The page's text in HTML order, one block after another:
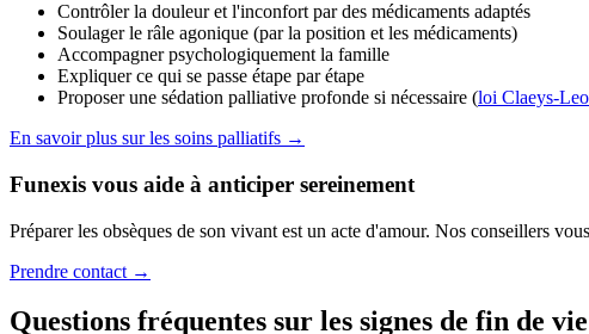
Contrôler la douleur et l'inconfort par des médicaments adaptés
Soulager le râle agonique (par la position et les médicaments)
Accompagner psychologiquement la famille
Expliquer ce qui se passe étape par étape
Proposer une sédation palliative profonde si nécessaire (loi Claeys-
En savoir plus sur les soins palliatifs →
Funexis vous aide à anticiper sereinement
Préparer les obsèques de son vivant est un acte d'amour. Nos conseillers
Prendre contact →
Questions fréquentes sur les signes de fin de